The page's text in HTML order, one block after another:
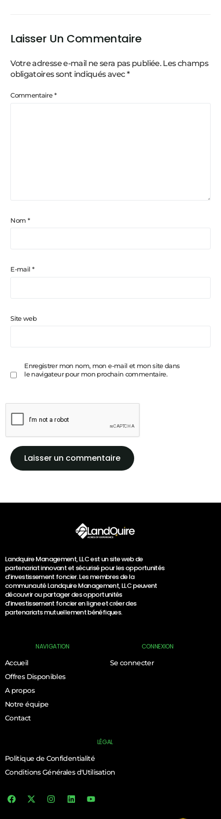
Laisser Un Commentaire
Votre adresse e-mail ne sera pas publiée. Les champs
obligatoires sont indiqués avec*
Commentaire *
Nom *
E-mail *
Site web
Enregistrer mon nom, mon e-mail et mon site dans
le navigateur pour mon prochain commentaire.
Landquire Management, LLC est un site web de
partenariat innovant et sécurisé pour les opportunités
d’investissement foncier. Les membres de la
communauté Landquire Management, LLC peuvent
découvrir ou partager des opportunités
d’investissement foncier en ligne et créer des
partenariats mutuellement bénéfiques.
NAVIGATION
Accueil
Offres Disponibles
A propos
Notre équipe
Contact
CONNEXION
Se connecter
LÉGAL
Politique de Confidentialité
Conditions Générales d'Utilisation